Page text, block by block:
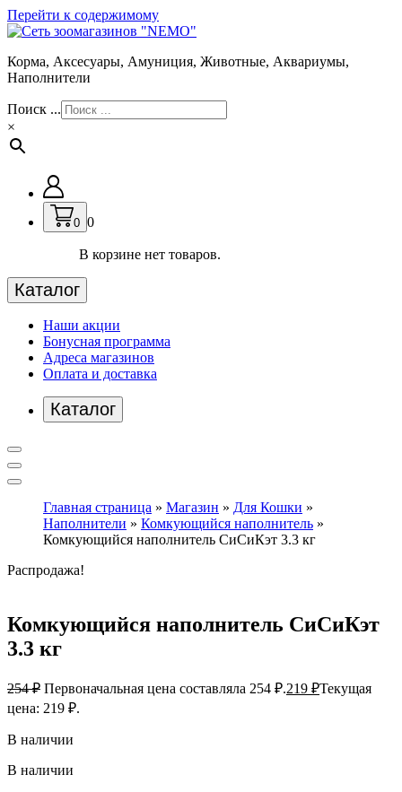
Перейти к содержимому
Корма, Аксесуары, Амуниция, Животные, Аквариумы,
Наполнители
Поиск ...
×
0 0
В корзине нет товаров.
Каталог
Наши акции
Бонусная программа
Адреса магазинов
Оплата и доставка
Каталог
Главная страница » Магазин » Для Кошки »
Наполнители » Комкующийся наполнитель »
Комкующийся наполнитель СиСиКэт 3.3 кг
Распродажа!
Комкующийся наполнитель СиСиКэт
3.3 кг
254₽ Первоначальная цена составляла 254 ₽.219 ₽Текущая
цена: 219 ₽.
В наличии
В наличии